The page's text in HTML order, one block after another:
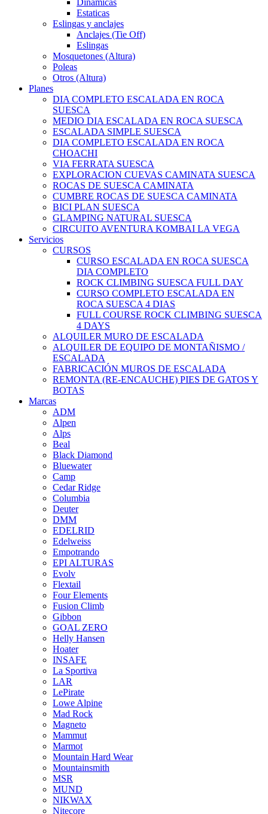
Dinamicas
Estaticas
Eslingas y anclajes
Anclajes (Tie Off)
Eslingas
Mosquetones (Altura)
Poleas
Otros (Altura)
Planes
DIA COMPLETO ESCALADA EN ROCA
SUESCA
MEDIO DIA ESCALADA EN ROCA SUESCA
ESCALADA SIMPLE SUESCA
DIA COMPLETO ESCALADA EN ROCA
CHOACHI
VIA FERRATA SUESCA
EXPLORACION CUEVAS CAMINATA SUESCA
ROCAS DE SUESCA CAMINATA
CUMBRE ROCAS DE SUESCA CAMINATA
BICI PLAN SUESCA
GLAMPING NATURAL SUESCA
CIRCUITO AVENTURA KOMBAI LA VEGA
Servicios
CURSOS
CURSO ESCALADA EN ROCA SUESCA
DIA COMPLETO
ROCK CLIMBING SUESCA FULL DAY
CURSO COMPLETO ESCALADA EN
ROCA SUESCA 4 DIAS
FULL COURSE ROCK CLIMBING SUESCA
4 DAYS
ALQUILER MURO DE ESCALADA
ALQUILER DE EQUIPO DE MONTAÑISMO /
ESCALADA
FABRICACIÓN MUROS DE ESCALADA
REMONTA (RE-ENCAUCHE) PIES DE GATOS Y
BOTAS
Marcas
ADM
Alpen
Alps
Beal
Black Diamond
Bluewater
Camp
Cedar Ridge
Columbia
Deuter
DMM
EDELRID
Edelweiss
Empotrando
EPI ALTURAS
Evolv
Flextail
Four Elements
Fusion Climb
Gibbon
GOAL ZERO
Helly Hansen
Hoater
INSAFE
La Sportiva
LAR
LePirate
Lowe Alpine
Mad Rock
Magneto
Mammut
Marmot
Mountain Hard Wear
Mountainsmith
MSR
MUND
NIKWAX
Nitecore